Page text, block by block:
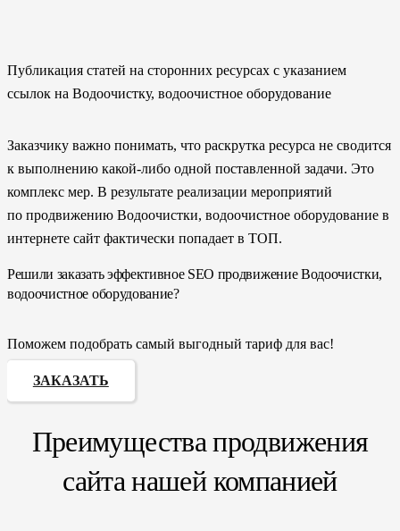
Публикация статей на сторонних ресурсах с указанием
ссылок на Водоочистку, водоочистное оборудование
Заказчику важно понимать, что раскрутка ресурса не сводится
к выполнению какой-либо одной поставленной задачи. Это
комплекс мер. В результате реализации мероприятий
по продвижению Водоочистки, водоочистное оборудование в
интернете сайт фактически попадает в ТОП.
Решили заказать эффективное SEO продвижение Водоочистки,
водоочистное оборудование?
Поможем подобрать самый выгодный тариф для вас!
ЗАКАЗАТЬ
Преимущества продвижения
сайта нашей компанией